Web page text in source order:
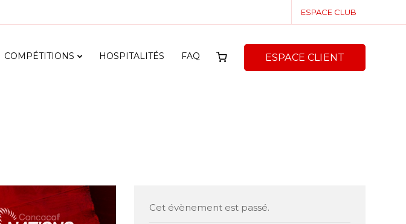
ESPACE CLUB
COMPÉTITIONS HOSPITALITÉS FAQ ESPACE CLIENT
Cet évènement est passé.